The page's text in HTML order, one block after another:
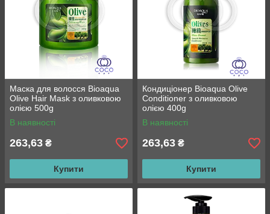
Маска для волосся Bioaqua
Olive Hair Mask з оливковою
олією 500g
В наявності
263,63 ₴
Купити
Кондиціонер Bioaqua Olive
Conditioner з оливковою
олією 400g
В наявності
263,63 ₴
Купити